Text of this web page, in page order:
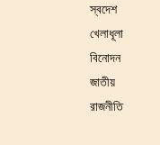
স্বদেশ
খেলাধূলা
বিনোদন
জাতীয়
রাজনীতি